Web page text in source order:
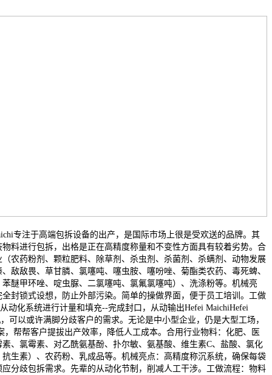
专注于高端包拆设备的出产，是国际市场上很是受欢送的品牌。其
料进行包拆，出格是正在高精度称量和不变性方面具有较着劣势。合
农药粉剂、颗粒肥料、除草剂、杀虫剂、杀菌剂、杀螨剂、动物发展
敌敌畏、草甘膦、氯噻吨、噻虫胺、噻吩唑、菊酯类农药、毒死蜱、
醚甲环唑、啶虫脲、二氯噻吨、氯氟氯噻吨）、洗涤粉等。机械亮
封锁式设想，防止外部污染。简单的操做界面，便于员工培训。工做
动化系统进行计量和填充--完成封口，从动输出Hefei MaichiHefei
可以或许满脚分歧客户的需求。无论是中小型企业，仍是大型工场，
，帮帮客户提拔出产效率，降低人工成本。合用行业物料：化肥、医
、氯霉素、对乙酰氨基酚、扑尔敏、氨基酸、维生素C、盐酸、氯化
生素）、农药粉、乳成品等。机械亮点：高精度称沉系统，确保每袋
分歧包拆需求。先辈的从动化节制，削减人工干涉。工做流程：物料